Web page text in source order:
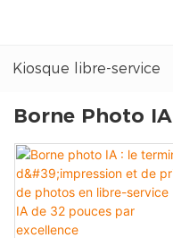
Kiosque libre-service
Borne Photo IA